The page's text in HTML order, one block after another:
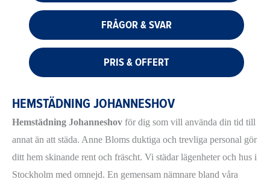
FRÅGOR & SVAR
PRIS & OFFERT
HEMSTÄDNING JOHANNESHOV
Hemstädning Johanneshov för dig som vill använda din tid till
annat än att städa. Anne Bloms duktiga och trevliga personal gör
ditt hem skinande rent och fräscht. Vi städar lägenheter och hus i
Stockholm med omnejd. En gemensam nämnare bland våra